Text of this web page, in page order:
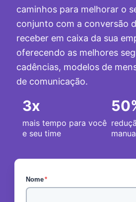
caminhos para melhorar o
conjunto com a conversão
receber em caixa da sua
oferecendo as melhores
cadências, modelos de
de comunicação.
3x
mais tempo para você
e seu time
50
Nome*